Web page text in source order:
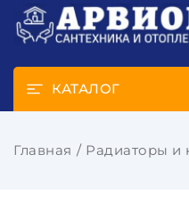
КАТАЛОГ
Главная Радиаторы и